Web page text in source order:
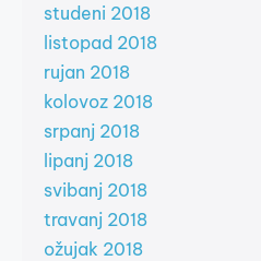
studeni 2018
listopad 2018
rujan 2018
kolovoz 2018
srpanj 2018
lipanj 2018
svibanj 2018
travanj 2018
ožujak 2018